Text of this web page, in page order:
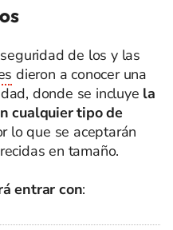
de los y las
dieron a conocer una
donde se incluye la
cualquier tipo de
lo que se aceptarán
en tamaño.
entrar con: